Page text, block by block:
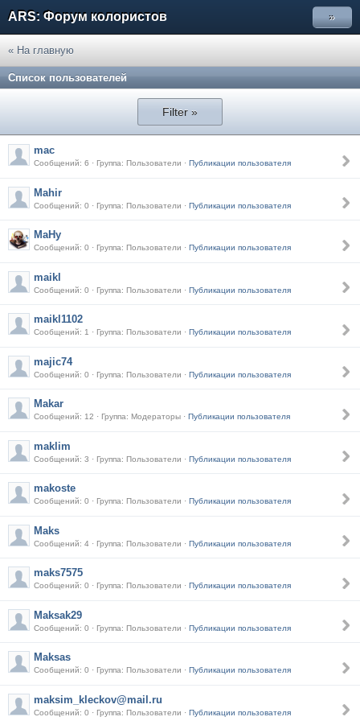
ARS: Форум колористов »
« На главную
Список пользователей
Filter »
mac
Сообщений: 6 · Группа: Пользователи · Публикации пользователя
Mahir
Сообщений: 0 · Группа: Пользователи · Публикации пользователя
MaHy
Сообщений: 0 · Группа: Пользователи · Публикации пользователя
maikl
Сообщений: 0 · Группа: Пользователи · Публикации пользователя
maikl1102
Сообщений: 1 · Группа: Пользователи · Публикации пользователя
majic74
Сообщений: 0 · Группа: Пользователи · Публикации пользователя
Makar
Сообщений: 12 · Группа: Модераторы · Публикации пользователя
maklim
Сообщений: 3 · Группа: Пользователи · Публикации пользователя
makoste
Сообщений: 0 · Группа: Пользователи · Публикации пользователя
Maks
Сообщений: 4 · Группа: Пользователи · Публикации пользователя
maks7575
Сообщений: 0 · Группа: Пользователи · Публикации пользователя
Maksak29
Сообщений: 0 · Группа: Пользователи · Публикации пользователя
Maksas
Сообщений: 0 · Группа: Пользователи · Публикации пользователя
maksim_kleckov@mail.ru
Сообщений: 0 · Группа: Пользователи · Публикации пользователя